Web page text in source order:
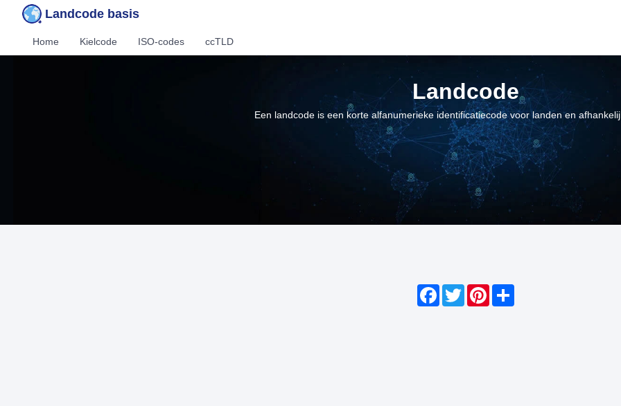
Landcode basis
Home Kielcode ISO-codes ccTLD
Landcode
Een landcode is een korte alfanumerieke identificatiecode voor landen en
Facebook
Twitter
Pinterest
Share